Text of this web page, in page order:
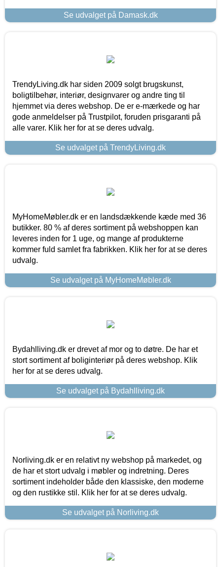
Se udvalget på Damask.dk
TrendyLiving.dk har siden 2009 solgt brugskunst,
boligtilbehør, interiør, designvarer og andre ting til
hjemmet via deres webshop. De er e-mærkede og har
gode anmeldelser på Trustpilot, foruden prisgaranti på
alle varer. Klik her for at se deres udvalg.
Se udvalget på TrendyLiving.dk
MyHomeMøbler.dk er en landsdækkende kæde med 36
butikker. 80 % af deres sortiment på webshoppen kan
leveres inden for 1 uge, og mange af produkterne
kommer fuld samlet fra fabrikken. Klik her for at se deres
udvalg.
Se udvalget på MyHomeMøbler.dk
Bydahlliving.dk er drevet af mor og to døtre. De har et
stort sortiment af boliginteriør på deres webshop. Klik
her for at se deres udvalg.
Se udvalget på Bydahlliving.dk
Norliving.dk er en relativt ny webshop på markedet, og
de har et stort udvalg i møbler og indretning. Deres
sortiment indeholder både den klassiske, den moderne
og den rustikke stil. Klik her for at se deres udvalg.
Se udvalget på Norliving.dk